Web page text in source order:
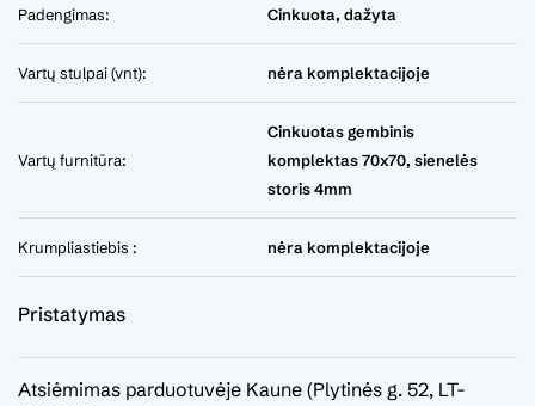
Padengimas: Cinkuota, dažyta
Vartų stulpai (vnt): nėra komplektacijoje
Vartų furnitūra:
Cinkuotas gembinis
komplektas 70x70, sienelės
storis 4mm
Krumpliastiebis : nėra komplektacijoje
Pristatymas
Atsiėmimas parduotuvėje Kaune (Plytinės g. 52, LT-